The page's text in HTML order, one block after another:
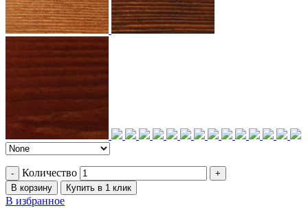
Количество
В корзину Купить в 1 клик
В избранное